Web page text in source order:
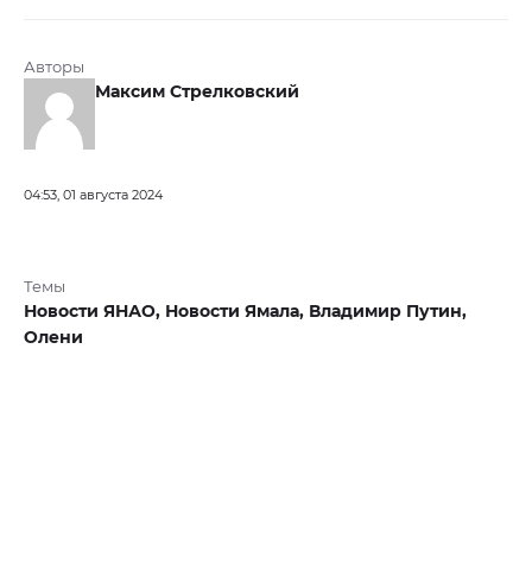
Авторы
Максим Стрелковский
04:53, 01 августа 2024
Темы
Новости ЯНАО, Новости Ямала, Владимир Путин,
Олени